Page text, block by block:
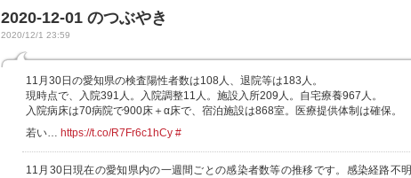
2020-12-01 のつぶやき
2020/12/1 23:59
11月30日の愛知県の検査陽性者数は108人、退院等は183人。
現時点で、入院391人。入院調整11人。施設入所209人。自宅療養967人。
入院病床は70病院で900床＋α床で、宿泊施設は868室。医療提供体制は確保。
若い… https://t.co/R7Fr6c1hCy #
11月30日現在の愛知県内の一週間ごとの感染者数等の推移です。感染経路不明